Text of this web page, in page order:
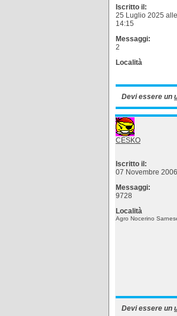
Iscritto il:
25 Luglio 2025
14:15
Messaggi:
2
Località
Devi essere un
CESKO
Iscritto il:
07 Novembre 2006
Messaggi:
9728
Località
Agro Nocerino
Devi essere un